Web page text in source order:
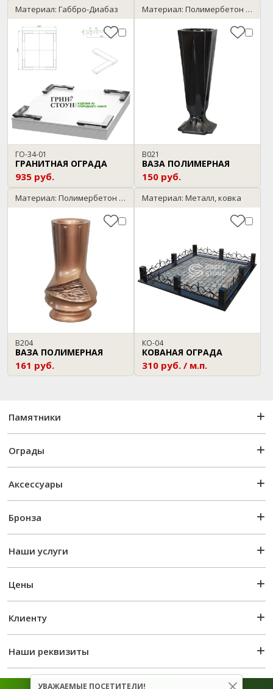
Материал: Габбро-Диабаз
ГО-34-01
ГРАНИТНАЯ ОГРАДА
935 руб.
Материал: Полимербетон / черный
В021
ВАЗА ПОЛИМЕРНАЯ
150 руб.
Материал: Полимербетон / бронза
В204
ВАЗА ПОЛИМЕРНАЯ
161 руб.
Материал: Металл, ковка
КО-04
КОВАНАЯ ОГРАДА
310 руб. / м.п.
Памятники
Ограды
Аксессуары
Бронза
Наши услуги
Цены
Клиенту
Наши реквизиты
УВАЖАЕМЫЕ ПОСЕТИТЕЛИ!